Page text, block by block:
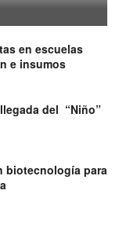
en escuelas
e insumos
del “Niño”
biotecnología para